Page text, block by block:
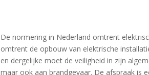
De normering in Nederland omtrent
omtrent de opbouw van elektrische
en dergelijke moet de veiligheid in zijn
maar ook aan brandgevaar. De afspraak is